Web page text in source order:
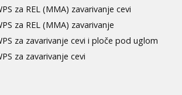
za REL (MMA) zavarivanje cevi
za REL (MMA) zavarivanje
za zavarivanje cevi i ploče pod uglom
za zavarivanje cevi